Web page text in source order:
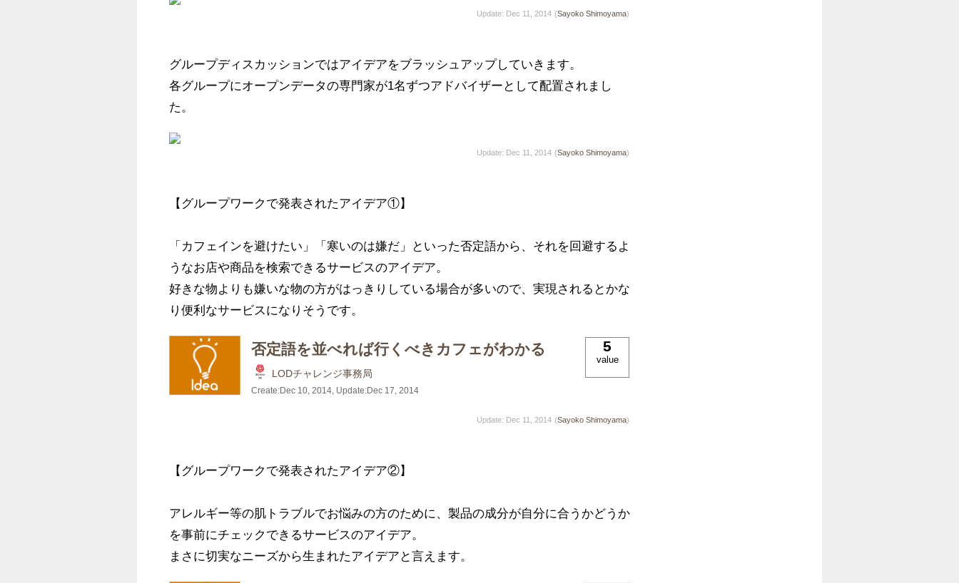
Update: Dec 11, 2014 (Sayoko Shimoyama)
グループディスカッションではアイデアをブラッシュアップしていきます。
各グループにオープンデータの専門家が1名ずつアドバイザーとして配置されまし
た。
Update: Dec 11, 2014 (Sayoko Shimoyama)
【グループワークで発表されたアイデア①】
「カフェインを避けたい」「寒いのは嫌だ」といった否定語から、それを回避するよ
うなお店や商品を検索できるサービスのアイデア。
好きな物よりも嫌いな物の方がはっきりしている場合が多いので、実現されるとかな
り便利なサービスになりそうです。
否定語を並べれば行くべきカフェがわかる
LODチャレンジ事務局
Create:Dec 10, 2014, Update:Dec 17, 2014
5
value
Update: Dec 11, 2014 (Sayoko Shimoyama)
【グループワークで発表されたアイデア②】
アレルギー等の肌トラブルでお悩みの方のために、製品の成分が自分に合うかどうか
を事前にチェックできるサービスのアイデア。
まさに切実なニーズから生まれたアイデアと言えます。